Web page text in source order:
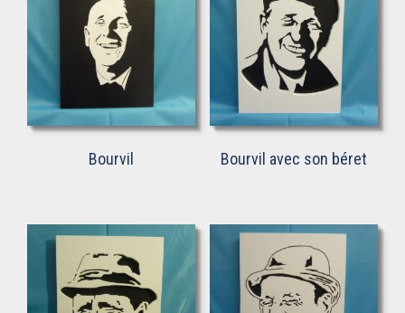
Bourvil Bourvil avec son béret